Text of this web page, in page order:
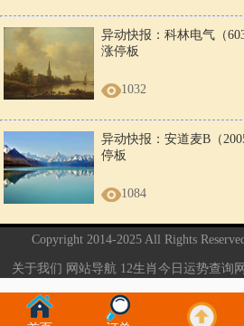
异动快报：科林电气（
涨停板
1032
异动快报：安道麦B（
停板
1084
Copyright 2014-2025 All Rights Reserved
关于我们 网站导航 12生肖今日运势查询网